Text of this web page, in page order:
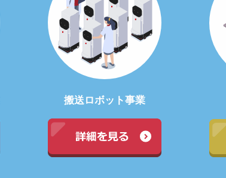
搬送ロボット事業